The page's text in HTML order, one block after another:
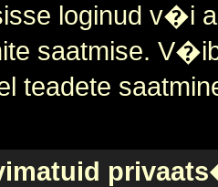
loginud v�i
saatmise.
teadete